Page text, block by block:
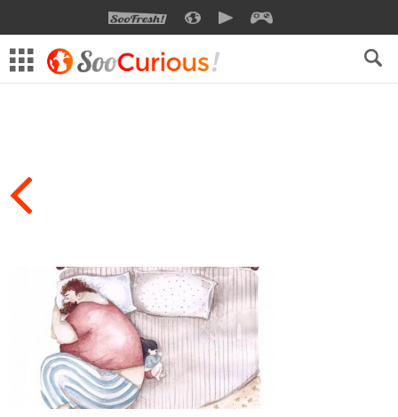
SOOFRESHSOOCURIOUSSOOMOTION